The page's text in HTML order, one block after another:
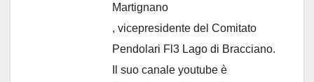
Martignano
, vicepresidente del Comitato
Pendolari Fl3 Lago di Bracciano.
Il suo canale youtube è